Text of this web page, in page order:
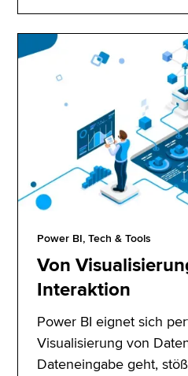
Power BI, Tech & Tools
Von
Interaktion
Power BI eignet sich
Visualisierung von
Dateneingabe geht,